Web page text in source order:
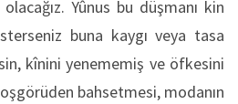
Yûnus bu düşmanı kin
buna kaygı veya tasa
kînini yenememiş ve öfkesini
bahsetmesi, modanın